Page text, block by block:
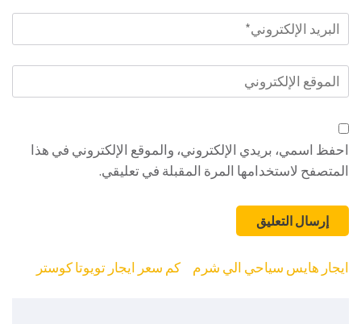
البريد
الإلكتروني*
الموقع
الإلكتروني
احفظ اسمي، بريدي الإلكتروني، والموقع الإلكتروني في هذا
المتصفح لاستخدامها المرة المقبلة في تعليقي.
تصفّح
كم سعر ايجار تويوتا كوستر ايجار هايس سياحي الي شرم